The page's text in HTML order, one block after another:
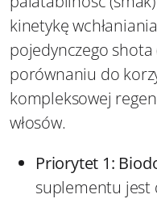
kinetykę
pojedynczego
porównaniu do
kompleksowej
włosów.
Priorytet 1:
suplementu jest